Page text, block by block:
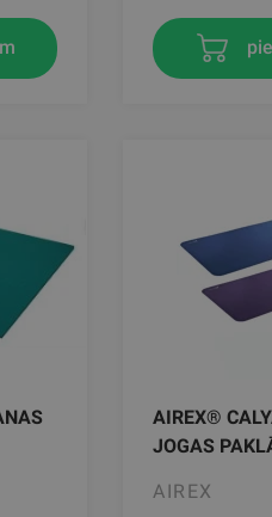
AIREX®
JOGAS
AIREX